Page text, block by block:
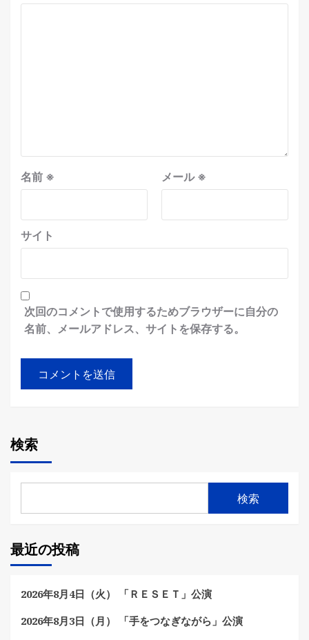
名前 ※ メール※
サイト
次回のコメントで使用するためブラウザーに自分の
名前、メールアドレス、サイトを保存する。
検索
検索
最近の投稿
2026年8月4日（火） 「ＲＥＳＥＴ」公演
2026年8月3日（月） 「手をつなぎながら」公演